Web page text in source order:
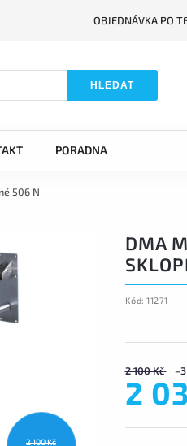
OBJEDNÁVKA PO
HLEDAT
PORADNA
506 N
2 100 Kč
DMA
Kód: 11271
2 100 Kč
2